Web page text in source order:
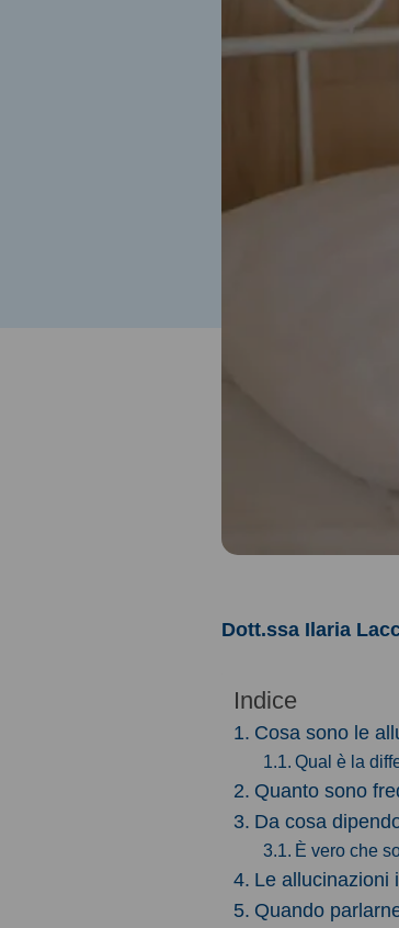
Dott.ssa Ilaria
Indice
Cosa sono le
Qual è la
Quanto sono
Da cosa
È vero che
Le allucinazioni
Quando